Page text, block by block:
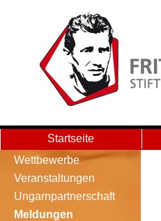
Startseite
Meldungen - Main Storage
Wettbewerbe
Veranstaltungen
Ungarnpartnerschaft
Meldungen